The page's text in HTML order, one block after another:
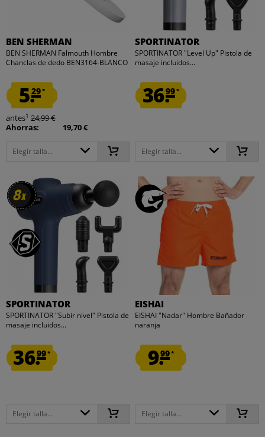
BEN SHERMAN
BEN SHERMAN Falmouth Hombre
Chanclas de dedo BEN3164-BLANCO
5.29*
antes1 24,99 €
Ahorras:
19,70 €
Elegir talla...
SPORTINATOR
SPORTINATOR "Level Up" Pistola de
masaje incluidos...
36.99*
Elegir talla...
8x
8x
SPORTINATOR
SPORTINATOR "Subir nivel" Pistola de
masaje incluidos...
36.99*
Elegir talla...
EISHAI
EISHAI "Nadar" Hombre Bañador
naranja
9.99*
Elegir talla...